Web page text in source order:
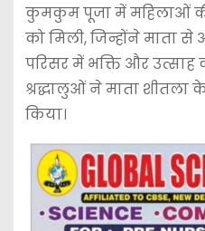
कुमकुम पूजा में महिलाओं
को मिली, जिन्होंने माता से
परिसर में भक्ति और उत्साह
श्रद्धालुओं ने माता शीतला
किया।